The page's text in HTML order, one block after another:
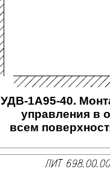
УДВ-1A95-40.
управления в
всем